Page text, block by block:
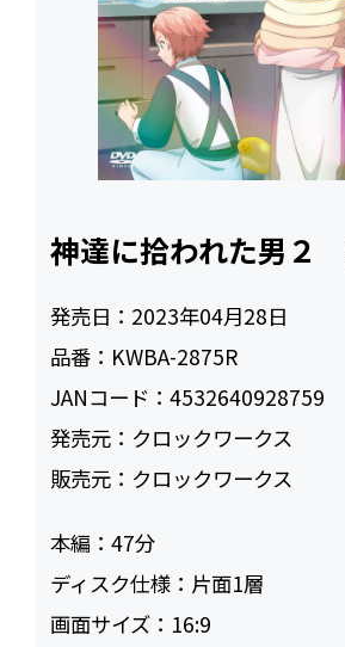
神達に拾われた男２
発売日： 2023年04月28日
品番： KWBA-2875R
JANコード：4532640928759
発売元： クロックワークス
販売元： クロックワークス
本編：47
ディスク仕様： 片面1層
画面サイズ： 16:9